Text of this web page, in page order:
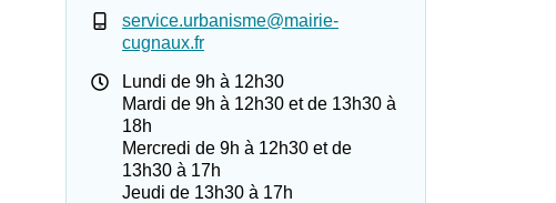
service.urbanisme@mairie-
cugnaux.fr
Lundi de 9h à 12h30
Mardi de 9h à 12h30 et de 13h30 à
18h
Mercredi de 9h à 12h30 et de
13h30 à 17h
Jeudi de 13h30 à 17h